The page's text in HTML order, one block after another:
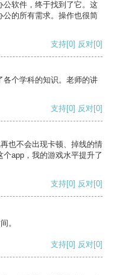
公软件，终于找到了它。这
公的所有需求。操作也很简
支持[0] 反对[0]
各个学科的知识。老师的讲
支持[0] 反对[0]
也不会出现卡顿、掉线的情
app，我的游戏水平提升了
支持[0] 反对[0]
。
支持[0] 反对[0]